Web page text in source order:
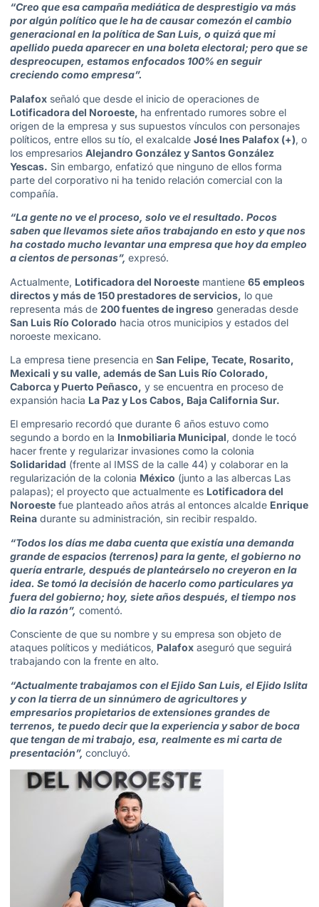
“Creo que esa campaña mediática de desprestigio va más
por algún político que le ha de causar comezón el cambio
generacional en la política de San Luis, o quizá que mi
apellido pueda aparecer en una boleta electoral; pero que se
despreocupen, estamos enfocados 100% en seguir
creciendo como empresa”.
Palafox señaló que desde el inicio de operaciones de
Lotificadoradel Noroeste, ha enfrentado rumores sobre el
origen de la empresa y sus supuestos vínculos con personajes
políticos, entre ellos su tío, el exalcalde José Ines Palafox (+), o
los empresarios Alejandro GonzálezySantos González
Yescas. Sin embargo, enfatizó que ninguno de ellos forma
parte del corporativo ni ha tenido relación comercial con la
compañía.
“La gente no ve el proceso, solo ve el resultado. Pocos
saben que llevamos siete años trabajando en esto y que nos
ha costado mucho levantar una empresa que hoy da empleo
a cientos de personas”, expresó.
Actualmente, Lotificadoradel Noroeste mantiene 65 empleos
directos y más de 150 prestadores de servicios, lo que
representa más de 200 fuentes de ingreso generadas desde
San Luis Río Colorado hacia otros municipios y estados del
noroeste mexicano.
La empresa tiene presencia en San Felipe, Tecate, Rosarito,
Mexicali y su valle, además deSan Luis Río Colorado,
Caborca y Puerto Peñasco, y se encuentra en proceso de
expansión hacia La Paz y Los Cabos, Baja California Sur.
El empresario recordó que durante 6 años estuvo como
segundo a bordo en la Inmobiliaria Municipal, donde le tocó
hacer frente y regularizar invasiones como la colonia
Solidaridad (frente al IMSS de la calle 44) y colaborar en la
regularización de la colonia México (junto a las albercas Las
palapas); el proyecto que actualmente es Lotificadora del
Noroeste fue planteado años atrás al entonces alcalde Enrique
Reina durante su administración, sin recibir respaldo.
“Todos los días me daba cuenta que existía una demanda
grande de espacios (terrenos) para la gente, el gobierno no
quería entrarle, después de planteárselo no creyeron en la
idea. Se tomó la decisión de hacerlo como particulares ya
fuera del gobierno; hoy, siete años después, el tiempo nos
dio la razón”, comentó.
Consciente de que su nombre y su empresa son objeto de
ataques políticos y mediáticos, Palafox aseguró que seguirá
trabajando con la frente en alto.
“Actualmente trabajamos con el Ejido San Luis, el Ejido Islita
y con la tierra de un sinnúmero de agricultores y
empresarios propietarios de extensiones grandes de
terrenos, te puedo decir que la experiencia y sabor de boca
que tengan de mi trabajo, esa, realmente es mi carta de
presentación”, concluyó.